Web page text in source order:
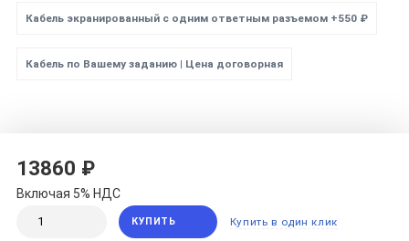
Кабель экранированный с одним ответным разъемом +550 ₽
Кабель по Вашему заданию | Цена договорная
13860 ₽
Включая 5% НДС
КУПИТЬ Купить в один клик